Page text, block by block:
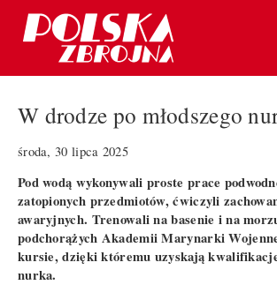
W drodze po młodszego
środa, 30 lipca 2025
Pod wodą wykonywali proste prace
zatopionych przedmiotów, ćwiczyli
awaryjnych. Trenowali na basenie i na
podchorążych Akademii Marynarki
kursie, dzięki któremu uzyskają kwalifikacje
nurka.